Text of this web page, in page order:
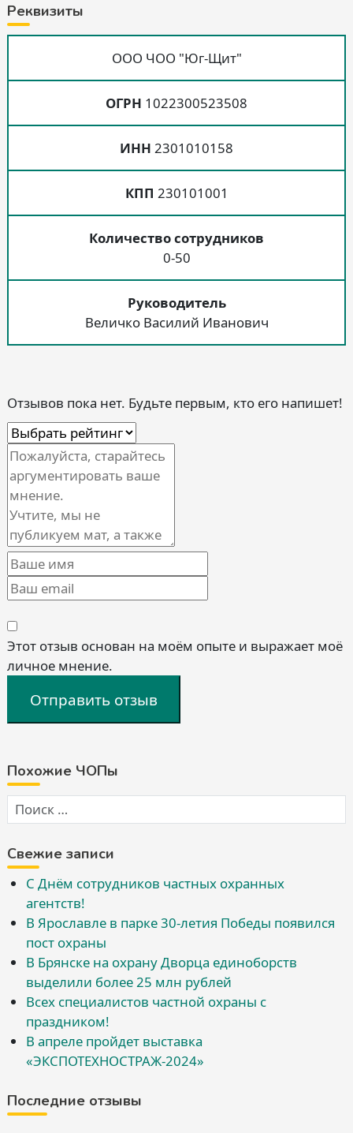
Реквизиты
ООО ЧОО "Юг-Щит"
ОГРН 1022300523508
ИНН 2301010158
КПП 230101001
Количество сотрудников
0-50
Руководитель
Величко Василий Иванович
Отзывов пока нет. Будьте первым, кто его напишет!
Этот отзыв основан на моём опыте и выражает моё
личное мнение.
Отправить отзыв
Похожие ЧОПы
Свежие записи
С Днём сотрудников частных охранных
агентств!
В Ярославле в парке 30-летия Победы появился
пост охраны
В Брянске на охрану Дворца единоборств
выделили более 25 млн рублей
Всех специалистов частной охраны с
праздником!
В апреле пройдет выставка
«ЭКСПОТЕХНОСТРАЖ-2024»
Последние отзывы